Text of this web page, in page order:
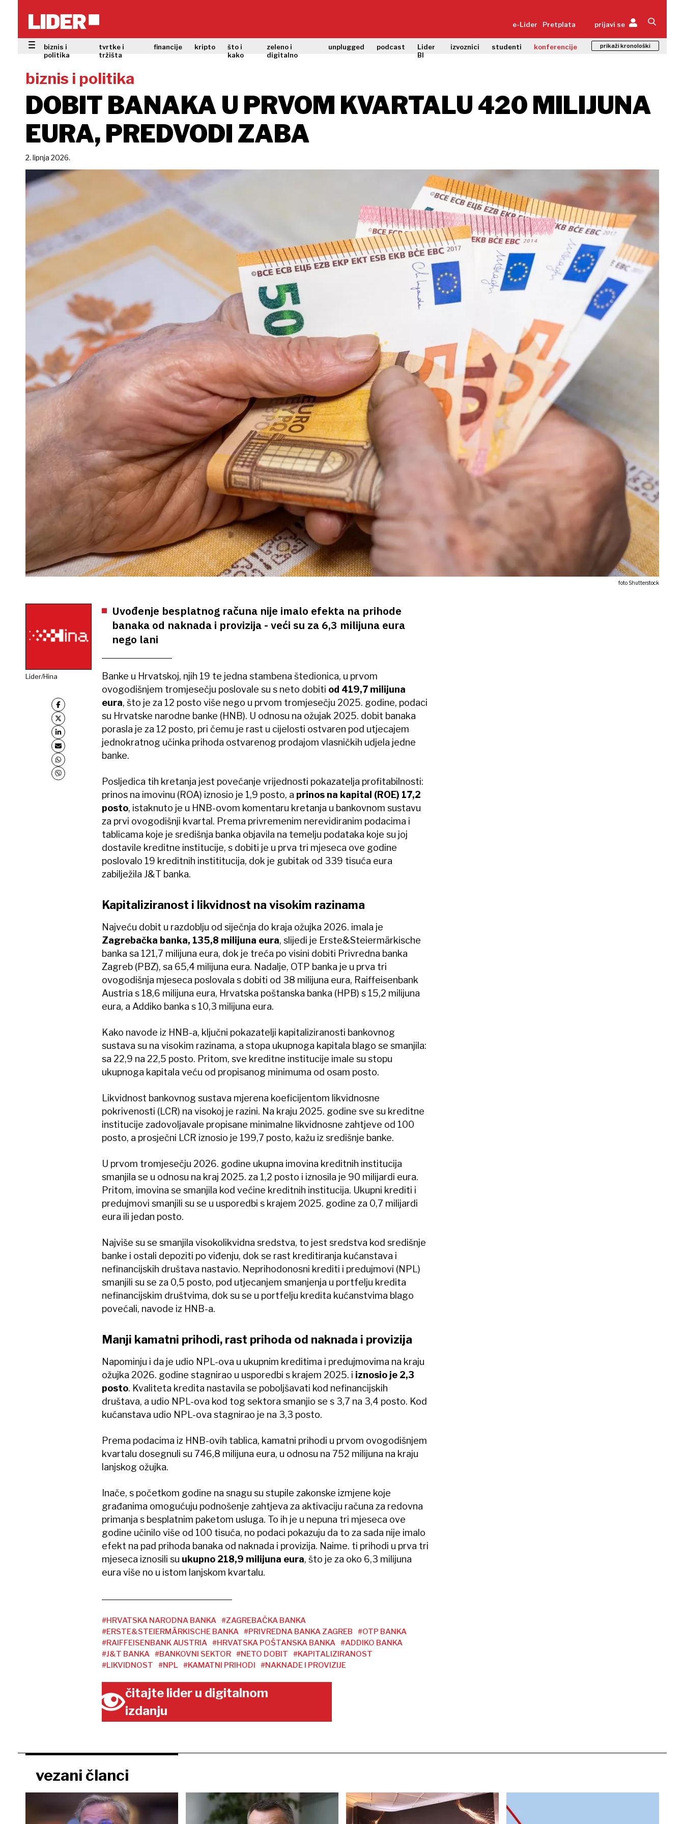
e-Lider Pretplata prijavi se
biznis i
politika
tvrtke i
tržišta
financije kripto
što i
kako
zeleno i
digitalno
unplugged podcast
Lider
BI
izvoznici studenti konferencije prikaži kronološki
biznis i politika
DOBIT BANAKA U PRVOM KVARTALU 420 MILIJUNA
EURA, PREDVODI ZABA
2. lipnja 2026.
foto Shutterstock
Lider/Hina
Uvođenje besplatnog računa nije imalo efekta na prihode
banaka od naknada i provizija - veći su za 6,3 milijuna eura
nego lani
Banke u Hrvatskoj, njih 19 te jedna stambena štedionica, u prvom
ovogodišnjem tromjesečju poslovale su s neto dobiti od 419,7 milijuna
eura, što je za 12 posto više nego u prvom tromjesečju 2025. godine, podaci
su Hrvatske narodne banke (HNB). U odnosu na ožujak 2025. dobit banaka
porasla je za 12 posto, pri čemu je rast u cijelosti ostvaren pod utjecajem
jednokratnog učinka prihoda ostvarenog prodajom vlasničkih udjela jedne
banke.
Posljedica tih kretanja jest povećanje vrijednosti pokazatelja profitabilnosti:
prinos na imovinu (ROA) iznosio je 1,9 posto, a prinos na kapital (ROE) 17,2
posto, istaknuto je u HNB-ovom komentaru kretanja u bankovnom sustavu
za prvi ovogodišnji kvartal. Prema privremenim nerevidiranim podacima i
tablicama koje je središnja banka objavila na temelju podataka koje su joj
dostavile kreditne institucije, s dobiti je u prva tri mjeseca ove godine
poslovalo 19 kreditnih instititucija, dok je gubitak od 339 tisuća eura
zabilježila J&T banka.
Kapitaliziranost i likvidnost na visokim razinama
Najveću dobit u razdoblju od siječnja do kraja ožujka 2026. imala je
Zagrebačka banka, 135,8 milijuna eura, slijedi je Erste&Steiermärkische
banka sa 121,7 milijuna eura, dok je treća po visini dobiti Privredna banka
Zagreb (PBZ), sa 65,4 milijuna eura. Nadalje, OTP banka je u prva tri
ovogodišnja mjeseca poslovala s dobiti od 38 milijuna eura, Raiffeisenbank
Austria s 18,6 milijuna eura, Hrvatska poštanska banka (HPB) s 15,2 milijuna
eura, a Addiko banka s 10,3 milijuna eura.
Kako navode iz HNB-a, ključni pokazatelji kapitaliziranosti bankovnog
sustava su na visokim razinama, a stopa ukupnoga kapitala blago se smanjila:
sa 22,9 na 22,5 posto. Pritom, sve kreditne institucije imale su stopu
ukupnoga kapitala veću od propisanog minimuma od osam posto.
Likvidnost bankovnog sustava mjerena koeficijentom likvidnosne
pokrivenosti (LCR) na visokoj je razini. Na kraju 2025. godine sve su kreditne
institucije zadovoljavale propisane minimalne likvidnosne zahtjeve od 100
posto, a prosječni LCR iznosio je 199,7 posto, kažu iz središnje banke.
U prvom tromjesečju 2026. godine ukupna imovina kreditnih institucija
smanjila se u odnosu na kraj 2025. za 1,2 posto i iznosila je 90 milijardi eura.
Pritom, imovina se smanjila kod većine kreditnih institucija. Ukupni krediti i
predujmovi smanjili su se u usporedbi s krajem 2025. godine za 0,7 milijardi
eura ili jedan posto.
Najviše su se smanjila visokolikvidna sredstva, to jest sredstva kod središnje
banke i ostali depoziti po viđenju, dok se rast kreditiranja kućanstava i
nefinancijskih društava nastavio. Neprihodonosni krediti i predujmovi (NPL)
smanjili su se za 0,5 posto, pod utjecanjem smanjenja u portfelju kredita
nefinancijskim društvima, dok su se u portfelju kredita kućanstvima blago
povećali, navode iz HNB-a.
Manji kamatni prihodi, rast prihoda od naknada i provizija
Napominju i da je udio NPL-ova u ukupnim kreditima i predujmovima na kraju
ožujka 2026. godine stagnirao u usporedbi s krajem 2025. i iznosio je 2,3
posto. Kvaliteta kredita nastavila se poboljšavati kod nefinancijskih
društava, a udio NPL-ova kod tog sektora smanjio se s 3,7 na 3,4 posto. Kod
kućanstava udio NPL-ova stagnirao je na 3,3 posto.
Prema podacima iz HNB-ovih tablica, kamatni prihodi u prvom ovogodišnjem
kvartalu dosegnuli su 746,8 milijuna eura, u odnosu na 752 milijuna na kraju
lanjskog ožujka.
Inače, s početkom godine na snagu su stupile zakonske izmjene koje
građanima omogućuju podnošenje zahtjeva za aktivaciju računa za redovna
primanja s besplatnim paketom usluga. To ih je u nepuna tri mjeseca ove
godine učinilo više od 100 tisuća, no podaci pokazuju da to za sada nije imalo
efekt na pad prihoda banaka od naknada i provizija. Naime. ti prihodi u prva tri
mjeseca iznosili su ukupno 218,9 milijuna eura, što je za oko 6,3 milijuna
eura više no u istom lanjskom kvartalu.
#HRVATSKA NARODNA BANKA #ZAGREBAČKA BANKA
#ERSTE&STEIERMÄRKISCHE BANKA #PRIVREDNA BANKA ZAGREB
#OTP BANKA
#RAIFFEISENBANK AUSTRIA #HRVATSKA POŠTANSKA BANKA #ADDIKO BANKA
#J&T BANKA #BANKOVNI SEKTOR #NETO DOBIT
#KAPITALIZIRANOST
#LIKVIDNOST
#NPL #KAMATNI PRIHODI #NAKNADE I PROVIZIJE
čitajte lider u digitalnom
izdanju
vezani članci